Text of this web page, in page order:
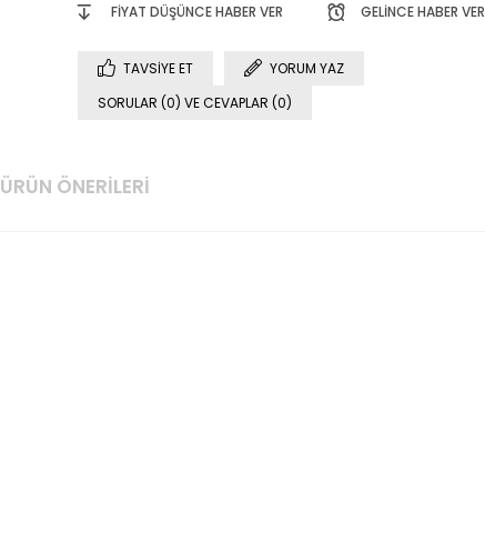
FIYAT DÜŞÜNCE HABER VER GELINCE HABER VER
TAVSIYE ET
YORUM YAZ
SORULAR (0) VE CEVAPLAR (0)
ÜRÜN ÖNERILERI